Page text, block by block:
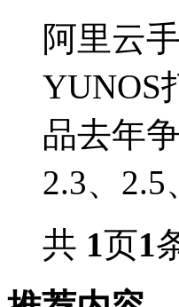
阿里云
YUNOS
品去年
2.3、
共 1页1